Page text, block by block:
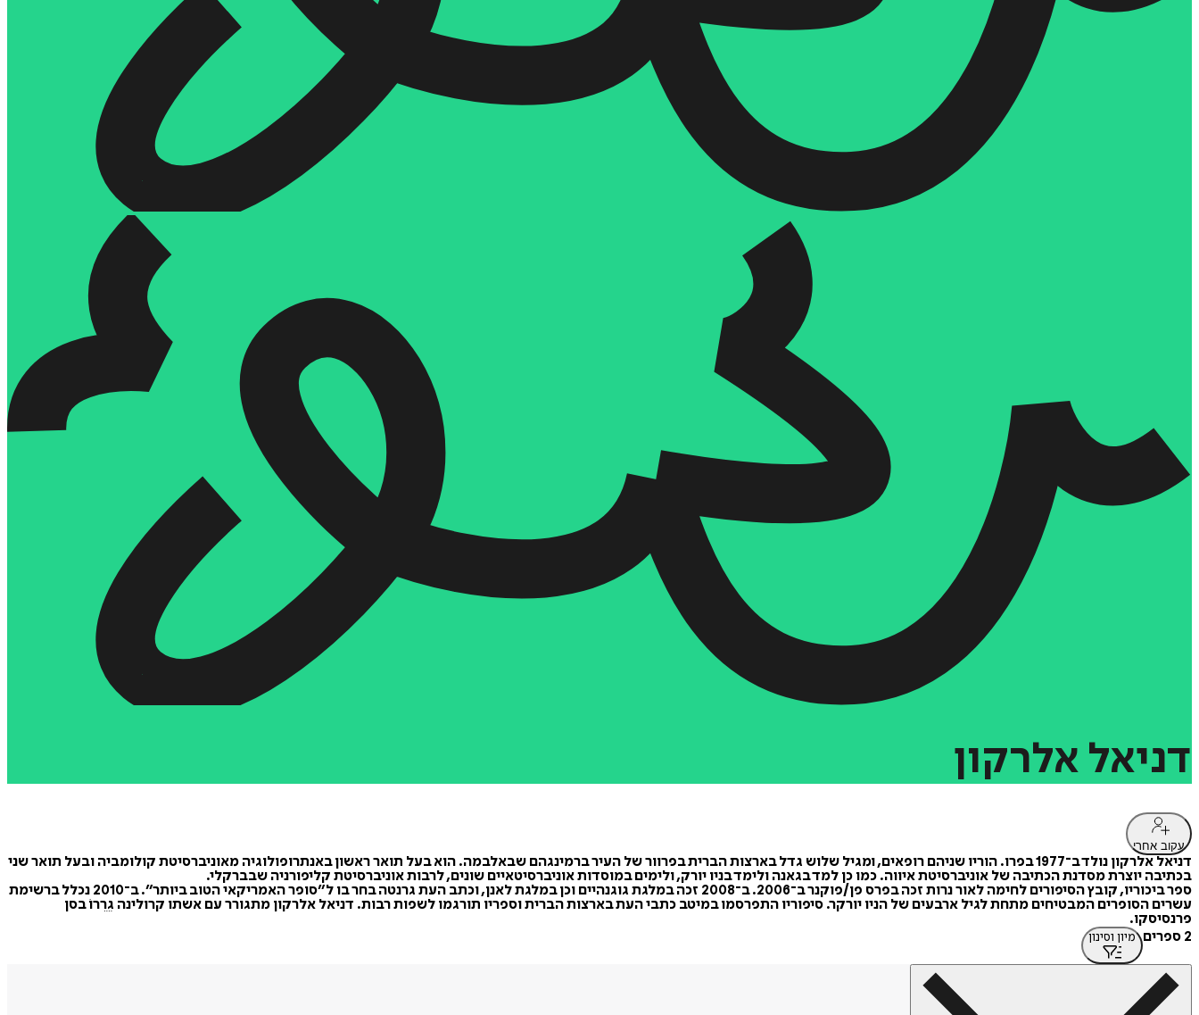
דניאל אלרקון
עקוב אחרי
דניאל אלרקון נולד ב־1977 בפרו. הוריו שניהם רופאים, ומגיל שלוש גדל בארצות הברית בפרוור של העיר ברמינגהם שבאלבמה. הוא בעל תואר ראשון באנתרופולוגיה מאוניברסיטת קולומביה ובעל תואר שני
בכתיבה יוצרת מסדנת הכתיבה של אוניברסיטת איווה. כמו כן למד בגאנה ולימד בניו יורק, ולימים במוסדות אוניברסיטאיים שונים, לרבות אוניברסיטת קליפורניה שבברקלי.
ספר ביכוריו, קובץ הסיפורים לחימה לאור נרות זכה בפרס פן/פוקנר ב־2006. ב־2008 זכה במלגת גוגנהיים וכן במלגת לאנן, וכתב העת גרנטה בחר בו ל״סופר האמריקאי הטוב ביותר״. ב־2010 נכלל ברשימת
עשרים הסופרים המבטיחים מתחת לגיל ארבעים של הניו יורקר. סיפוריו התפרסמו במיטב כתבי העת בארצות הברית וספריו תורגמו לשפות רבות. דניאל אלרקון מתגורר עם אשתו קרולינה גֵרֵרוֹ בסן
פרנסיסקו.
2 ספרים
מיון וסינון